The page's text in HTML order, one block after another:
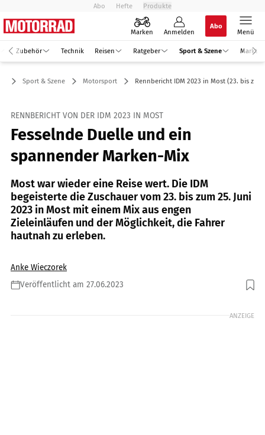
Abo Hefte Produkte
Marken Anmelden
Abo
Menü
Zubehör Technik Reisen Ratgeber Sport & Szene Markt
Sport & Szene Motorsport Rennbericht IDM 2023 in Most (23. bis zum
RENNBERICHT VON DER IDM 2023 IN MOST
Fesselnde Duelle und ein
spannender Marken-Mix
Most war wieder eine Reise wert. Die IDM
begeisterte die Zuschauer vom 23. bis zum 25. Juni
2023 in Most mit einem Mix aus engen
Zieleinläufen und der Möglichkeit, die Fahrer
hautnah zu erleben.
Anke Wieczorek
Veröffentlicht am 27.06.2023
Foto: Dino Eisele
ANZEIGE